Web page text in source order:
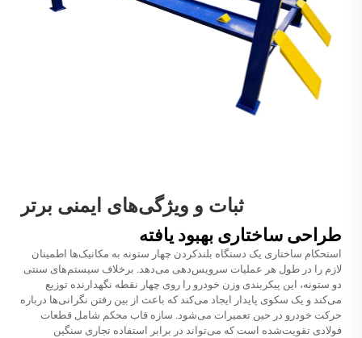
ثبات و ویژگی‌های ایمنی برتر
طراحی ساختاری بهبود یافته
استحکام ساختاری یک دستگاه بلندکردن چهار ستونه به مکانیک‌ها اطمینان
لازم را در طول هر عملیات سرویس‌دهی می‌دهد. برخلاف سیستم‌های سنتی
دو ستونه، این پیکربندی وزن خودرو را روی چهار نقطه نگهدارنده توزیع
می‌کند و یک سکوی پایدار ایجاد می‌کند که باعث از بین رفتن نگرانی‌ها درباره
حرکت خودرو در حین تعمیرات می‌شود. سازه قاب محکم شامل قطعات
فولادی تقویت‌شده است که می‌تواند در برابر استفاده تجاری سنگین